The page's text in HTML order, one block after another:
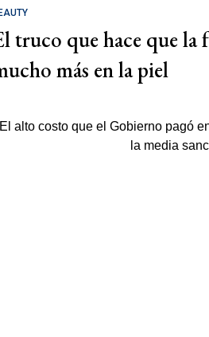
truco que hace que la
más en la piel